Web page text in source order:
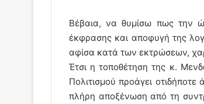
Βέβαια, να θυμίσω πως την
έκφρασης και αποφυγή της
αφίσα κατά των εκτρώσεων,
Έτσι η τοποθέτηση της κ.
Πολιτισμού προάγει
πλήρη αποξένωση από τη